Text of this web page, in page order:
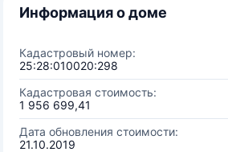
Информация о доме
Кадастровый номер:
25:28:010020:298
Кадастровая стоимость:
1 956 699,41
Дата обновления стоимости:
21.10.2019